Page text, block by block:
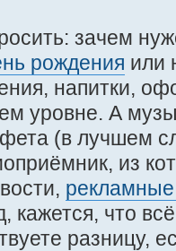
зачем
рождения или
напитки,
уровне. А
(в лучшем
из
кажется, что
разницу,